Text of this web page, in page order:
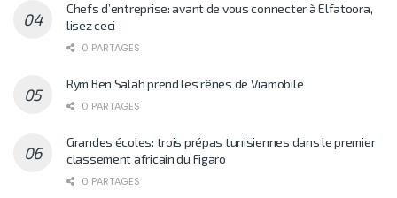
Chefs d’entreprise: avant de vous connecter à Elfatoora,
lisez ceci
0 PARTAGES
Rym Ben Salah prend les rênes de Viamobile
0 PARTAGES
Grandes écoles: trois prépas tunisiennes dans le premier
classement africain du Figaro
0 PARTAGES